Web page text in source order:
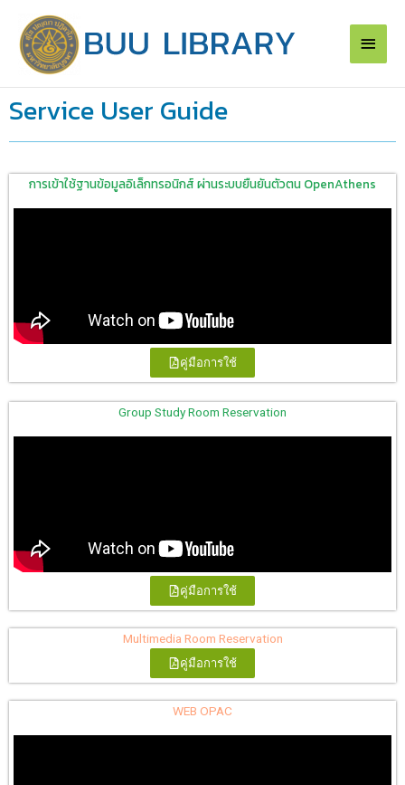
content
Main
Service User Guide
การเข้าใช้ฐานข้อมูลอิเล็กทรอนิกส์ ผ่านระบบยืนยันตัวตน OpenAthens
คู่มือการใช้
Group Study Room Reservation
คู่มือการใช้
Multimedia Room Reservation
คู่มือการใช้
WEB OPAC